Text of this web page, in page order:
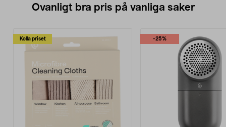
Ovanligt bra pris på vanliga saker
Kolla priset -25%